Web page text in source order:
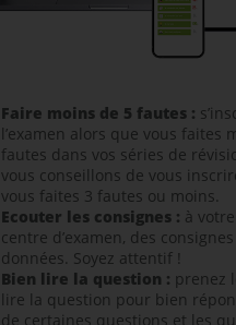
Faire moins de 5 fautes :
l’examen alors que vous faites
fautes dans vos séries de
vous conseillons de vous
vous faites 3 fautes ou moins.
Ecouter les consignes : à
centre d’examen, des
données. Soyez attentif !
Bien lire la question : prenez
lire la question pour bien
de certaines questions et les